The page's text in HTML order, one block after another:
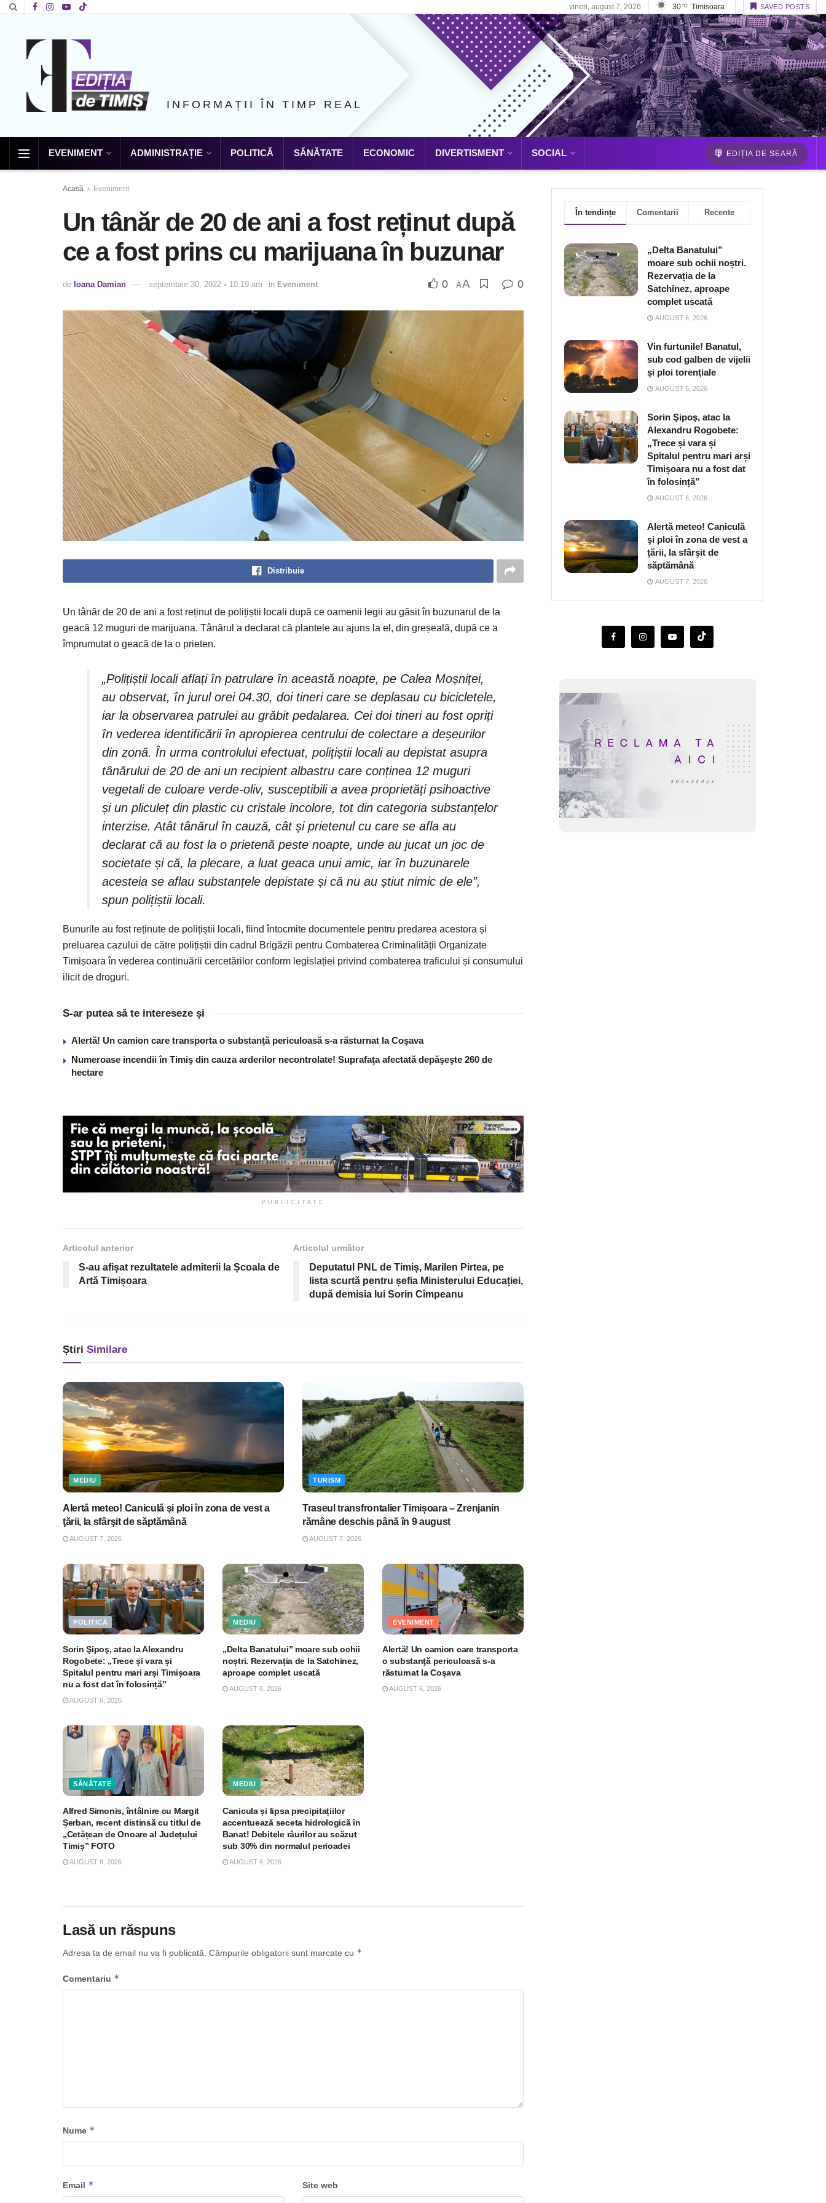
vineri, august 7, 2026 30 °C Timisoara SAVED POSTS
INFORMAȚII ÎN TIMP REAL
EVENIMENT ADMINISTRAȚIE POLITICĂ SĂNĂTATE ECONOMIC DIVERTISMENT SOCIAL EDIȚIA DE SEARĂ
Acasă Eveniment
Un tânăr de 20 de ani a fost reținut după
ce a fost prins cu marijuana în buzunar
de Ioana Damian septembrie 30, 2022 ◦ 10:19 am in Eveniment 0 AA 0
Distribuie
Un tânăr de 20 de ani a fost reținut de polițiștii locali după ce oamenii legii au găsit în buzunarul de la
geacă 12 muguri de marijuana. Tânărul a declarat că plantele au ajuns la el, din greșeală, după ce a
împrumutat o geacă de la o prieten.
„Polițiștii locali aflați în patrulare în această noapte, pe Calea Moșniței,
au observat, în jurul orei 04.30, doi tineri care se deplasau cu bicicletele,
iar la observarea patrulei au grăbit pedalarea. Cei doi tineri au fost opriți
în vederea identificării în apropierea centrului de colectare a deșeurilor
din zonă. În urma controlului efectuat, polițiștii locali au depistat asupra
tânărului de 20 de ani un recipient albastru care conținea 12 muguri
vegetali de culoare verde-oliv, susceptibili a avea proprietăți psihoactive
și un pliculeț din plastic cu cristale incolore, tot din categoria substanțelor
interzise. Atât tânărul în cauză, cât și prietenul cu care se afla au
declarat că au fost la o prietenă peste noapte, unde au jucat un joc de
societate și că, la plecare, a luat geaca unui amic, iar în buzunarele
acesteia se aflau substanțele depistate și că nu au știut nimic de ele”,
spun polițiștii locali.
Bunurile au fost reținute de polițiștii locali, fiind întocmite documentele pentru predarea acestora și
preluarea cazului de către polițiștii din cadrul Brigăzii pentru Combaterea Criminalității Organizate
Timișoara în vederea continuării cercetărilor conform legislației privind combaterea traficului și consumului
ilicit de droguri.
S-ar putea să te intereseze și
Alertă! Un camion care transporta o substanţă periculoasă s-a răsturnat la Coşava
Numeroase incendii în Timiş din cauza arderilor necontrolate! Suprafaţa afectată depăşeşte 260 de
hectare
PUBLICITATE
Articolul anterior
S-au afișat rezultatele admiterii la Școala de
Artă Timișoara
Articolul următor
Deputatul PNL de Timiș, Marilen Pirtea, pe
lista scurtă pentru șefia Ministerului Educației,
după demisia lui Sorin Cîmpeanu
Știri Similare
MEDIU
Alertă meteo! Caniculă şi ploi în zona de vest a
ţării, la sfârşit de săptămână
AUGUST 7, 2026
TURISM
Traseul transfrontalier Timișoara – Zrenjanin
rămâne deschis până în 9 august
AUGUST 7, 2026
POLITICĂ
Sorin Şipoş, atac la Alexandru
Rogobete: „Trece și vara și
Spitalul pentru mari arși Timișoara
nu a fost dat în folosință”
AUGUST 6, 2026
MEDIU
„Delta Banatului” moare sub ochii
noștri. Rezervația de la Satchinez,
aproape complet uscată
AUGUST 6, 2026
EVENIMENT
Alertă! Un camion care transporta
o substanţă periculoasă s-a
răsturnat la Coşava
AUGUST 6, 2026
SĂNĂTATE
Alfred Simonis, întâlnire cu Margit
Şerban, recent distinsă cu titlul de
„Cetățean de Onoare al Județului
Timiș” FOTO
AUGUST 6, 2026
MEDIU
Canicula și lipsa precipitațiilor
accentuează seceta hidrologică în
Banat! Debitele râurilor au scăzut
sub 30% din normalul perioadei
AUGUST 6, 2026
Lasă un răspuns
Adresa ta de email nu va fi publicată. Câmpurile obligatorii sunt marcate cu *
Comentariu *
Nume *
Email * Site web
În tendințe Comentarii Recente
„Delta Banatului”
moare sub ochii noștri.
Rezervația de la
Satchinez, aproape
complet uscată
AUGUST 6, 2026
Vin furtunile! Banatul,
sub cod galben de vijelii
şi ploi torenţiale
AUGUST 5, 2026
Sorin Şipoş, atac la
Alexandru Rogobete:
„Trece și vara și
Spitalul pentru mari arși
Timișoara nu a fost dat
în folosință”
AUGUST 6, 2026
Alertă meteo! Caniculă
şi ploi în zona de vest a
ţării, la sfârşit de
săptămână
AUGUST 7, 2026